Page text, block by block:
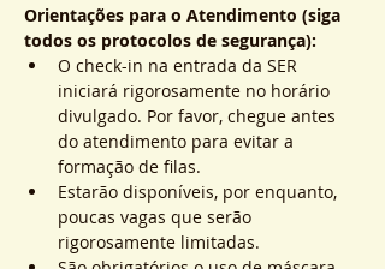
Orientações para o Atendimento (siga
todos os protocolos de segurança):
O check-in na entrada da SER
iniciará rigorosamente no horário
divulgado. Por favor, chegue antes
do atendimento para evitar a
formação de filas.
Estarão disponíveis, por enquanto,
poucas vagas que serão
rigorosamente limitadas.